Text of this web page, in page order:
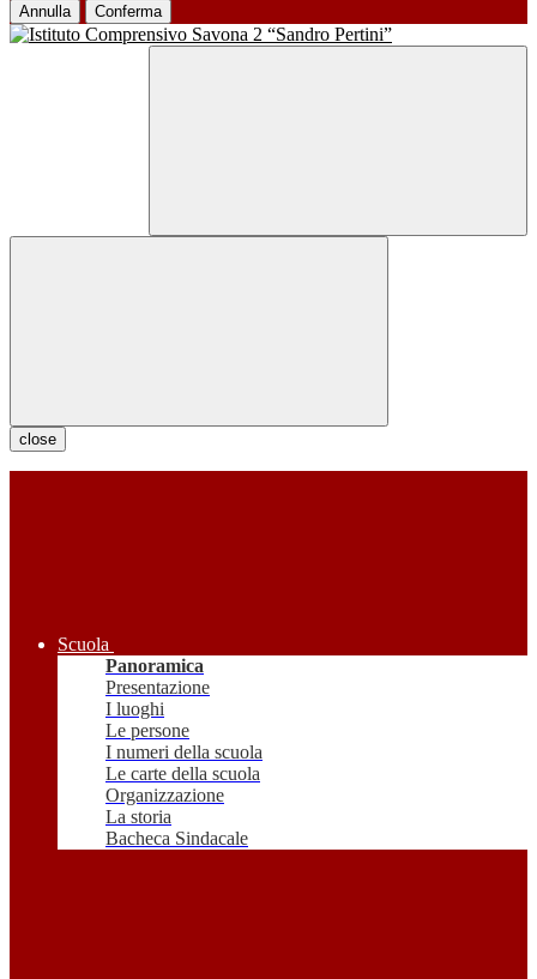
Annulla Conferma
close
Scuola
Panoramica
Presentazione
I luoghi
Le persone
I numeri della scuola
Le carte della scuola
Organizzazione
La storia
Bacheca Sindacale